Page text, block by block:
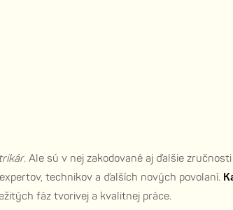
. Ale sú v nej zakodované aj ďalšie
technikov a ďalších nových povolaní.
fáz tvorivej a kvalitnej práce.